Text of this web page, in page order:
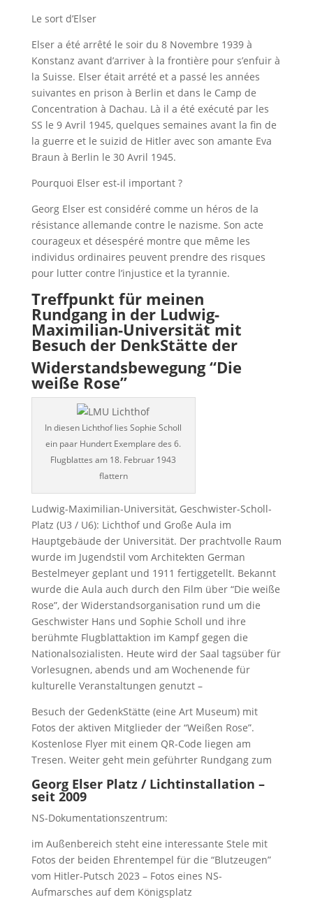
Le sort d’Elser
Elser a été arrêté le soir du 8 Novembre 1939 à
Konstanz avant d’arriver à la frontière pour s’enfuir à
la Suisse. Elser était arrété et a passé les années
suivantes en prison à Berlin et dans le Camp de
Concentration à Dachau. Là il a été exécuté par les
SS le 9 Avril 1945, quelques semaines avant la fin de
la guerre et le suizid de Hitler avec son amante Eva
Braun à Berlin le 30 Avril 1945.
Pourquoi Elser est-il important ?
Georg Elser est considéré comme un héros de la
résistance allemande contre le nazisme. Son acte
courageux et désespéré montre que même les
individus ordinaires peuvent prendre des risques
pour lutter contre l’injustice et la tyrannie.
Treffpunkt für meinen
Rundgang in der Ludwig-
Maximilian-Universität mit
Besuch der DenkStätte der
Widerstandsbewegung “Die
weiße Rose”
In diesen Lichthof lies Sophie Scholl
ein paar Hundert Exemplare des 6.
Flugblattes am 18. Februar 1943
flattern
Ludwig-Maximilian-Universität, Geschwister-Scholl-
Platz (U3 / U6): Lichthof und Große Aula im
Hauptgebäude der Universität. Der prachtvolle Raum
wurde im Jugendstil vom Architekten German
Bestelmeyer geplant und 1911 fertiggetellt. Bekannt
wurde die Aula auch durch den Film über “Die weiße
Rose”, der Widerstandsorganisation rund um die
Geschwister Hans und Sophie Scholl und ihre
berühmte Flugblattaktion im Kampf gegen die
Nationalsozialisten. Heute wird der Saal tagsüber für
Vorlesugnen, abends und am Wochenende für
kulturelle Veranstaltungen genutzt –
Besuch der GedenkStätte (eine Art Museum) mit
Fotos der aktiven Mitglieder der “Weißen Rose”.
Kostenlose Flyer mit einem QR-Code liegen am
Tresen. Weiter geht mein geführter Rundgang zum
Georg Elser Platz / Lichtinstallation –
seit 2009
NS-Dokumentationszentrum:
im Außenbereich steht eine interessante Stele mit
Fotos der beiden Ehrentempel für die “Blutzeugen”
vom Hitler-Putsch 2023 – Fotos eines NS-
Aufmarsches auf dem Königsplatz